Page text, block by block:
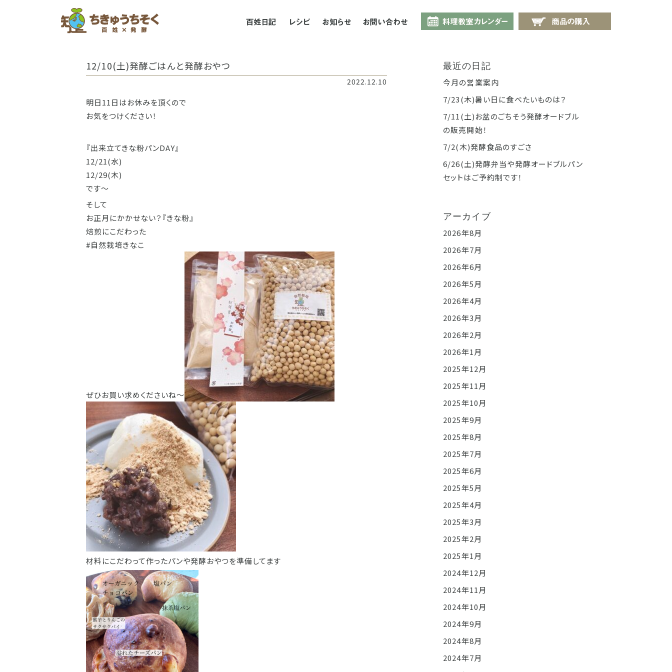
料理教室カレンダー
お問合せ
お知らせ
レシピ
百姓日記
12/10(土)発酵ごはんと発酵おやつ
2022.12.10
明日11日はお休みを頂くので
お気をつけください！
『出来立てきな粉パンDAY』
12/21(水)
12/29(木)
です〜
そして
お正月にかかせない？『きな粉』
焙煎にこだわった
#自然栽培きなこ
ぜひお買い求めくださいね〜
材料にこだわって作ったパンや発酵おやつを準備してます
最近の日記
今月の営業案内
7/23(木)暑い日に食べたいものは？
7/11(土)お盆のごちそう発酵オードブル
の販売開始！
7/2(木)発酵食品のすごさ
6/26(土)発酵弁当や発酵オードブルパン
セットはご予約制です！
アーカイブ
2026年8月
2026年7月
2026年6月
2026年5月
2026年4月
2026年3月
2026年2月
2026年1月
2025年12月
2025年11月
2025年10月
2025年9月
2025年8月
2025年7月
2025年6月
2025年5月
2025年4月
2025年3月
2025年2月
2025年1月
2024年12月
2024年11月
2024年10月
2024年9月
2024年8月
2024年7月